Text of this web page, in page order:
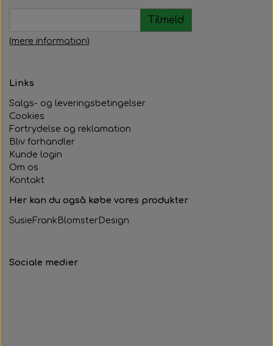
Tilmeld
(mere information)
Links
Salgs- og leveringsbetingelser
Cookies
Fortrydelse og reklamation
Bliv forhandler
Kunde login
Om os
Kontakt
Her kan du også købe vores produkter
SusieFrankBlomsterDesign
Sociale medier